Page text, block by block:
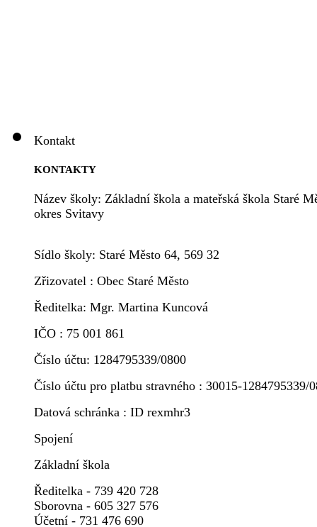
Kontakt
KONTAKTY
Název školy: Základní škola a mateřská škola Staré
okres Svitavy
Sídlo školy: Staré Město 64, 569 32
Zřizovatel : Obec Staré Město
Ředitelka: Mgr. Martina Kuncová
IČO : 75 001 861
Číslo účtu: 1284795339/0800
Číslo účtu pro platbu stravného : 30015-1284795339/
Datová schránka : ID rexmhr3
Spojení
Základní škola
Ředitelka - 739 420 728
Sborovna - 605 327 576
Účetní - 731 476 690